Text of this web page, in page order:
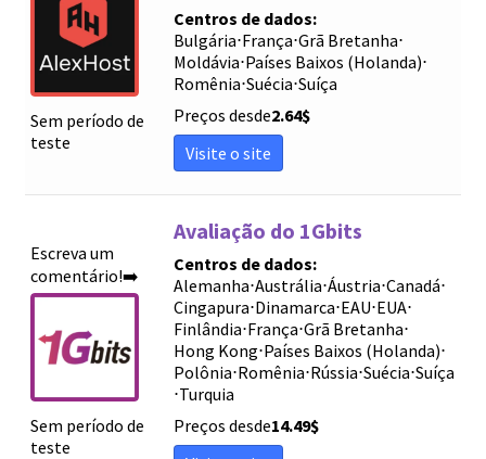
Sem período de
teste
Centros de dados:
Bulgária⋅França⋅Grã Bretanha⋅
Moldávia⋅Países Baixos (Holanda)⋅
Romênia⋅Suécia⋅Suíça
Preços desde2.64$
Visite o site
Escreva um
comentário!➡️
Sem período de
teste
Avaliação do 1Gbits
Centros de dados:
Alemanha⋅Austrália⋅Áustria⋅Canadá⋅
Cingapura⋅Dinamarca⋅EAU⋅EUA⋅
Finlândia⋅França⋅Grã Bretanha⋅
Hong Kong⋅Países Baixos (Holanda)⋅
Polônia⋅Romênia⋅Rússia⋅Suécia⋅Suíça
⋅Turquia
Preços desde14.49$